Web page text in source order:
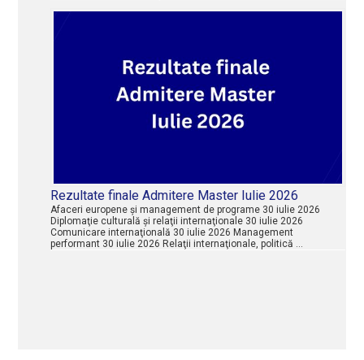
Rezultate finale Admitere Master Iulie 2026
Afaceri europene şi management de programe 30 iulie 2026
Diplomaţie culturală şi relaţii internaţionale 30 iulie 2026
Comunicare internaţională 30 iulie 2026 Management
performant 30 iulie 2026 Relaţii internaţionale, politică …